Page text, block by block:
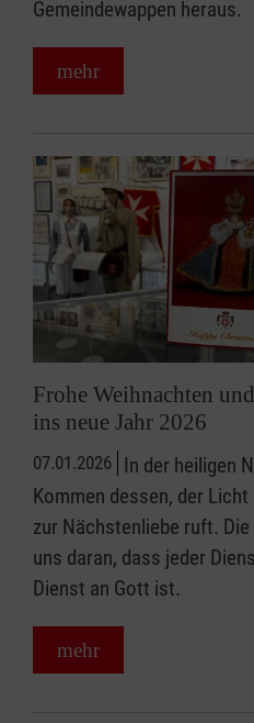
Gemeindewappen heraus.
mehr
Frohe Weihnachten
ins neue Jahr 2026
07.01.2026 In der heiligen
Kommen dessen, der
zur Nächstenliebe ruft.
uns daran, dass jeder
Dienst an Gott ist.
mehr